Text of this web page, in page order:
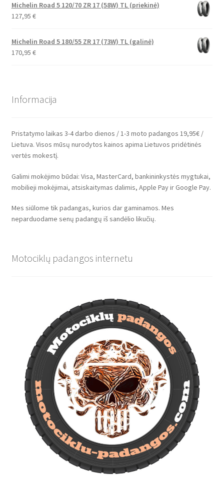
Michelin Road 5 120/70 ZR 17 (58W) TL (priekinė)
127,95 €
Michelin Road 5 180/55 ZR 17 (73W) TL (galinė)
170,95 €
Informacija
Pristatymo laikas 3-4 darbo dienos / 1-3 moto padangos 19,95€ /
Lietuva. Visos mūsų nurodytos kainos apima Lietuvos pridėtinės
vertės mokestį.
Galimi mokėjimo būdai: Visa, MasterCard, bankininkystės mygtukai,
mobilieji mokėjimai, atsiskaitymas dalimis, Apple Pay ir Google Pay.
Mes siūlome tik padangas, kurios dar gaminamos. Mes
neparduodame senų padangų iš sandėlio likučių.
Motociklų padangos internetu